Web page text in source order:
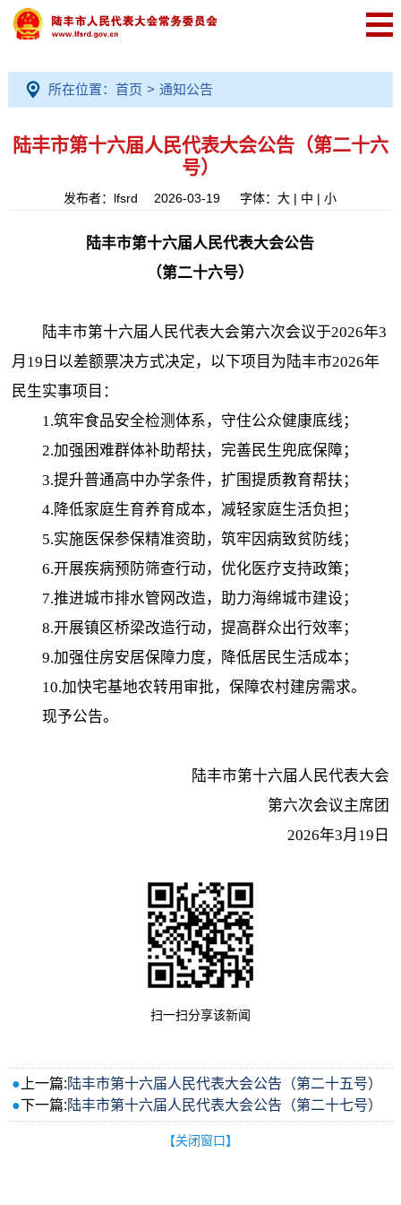
所在位置： 首页 > 通知公告
陆丰市第十六届人民代表大会公告（第二十六
号）
发布者：lfsrd 2026-03-19 字体：大 | 中 |小
陆丰市第十六届人民代表大会公告
（第二十六号）
陆丰市第十六届人民代表大会第六次会议于2026年3
月19日以差额票决方式决定，以下项目为陆丰市2026年
民生实事项目：
1.筑牢食品安全检测体系，守住公众健康底线；
2.加强困难群体补助帮扶，完善民生兜底保障；
3.提升普通高中办学条件，扩围提质教育帮扶；
4.降低家庭生育养育成本，减轻家庭生活负担；
5.实施医保参保精准资助，筑牢因病致贫防线；
6.开展疾病预防筛查行动，优化医疗支持政策；
7.推进城市排水管网改造，助力海绵城市建设；
8.开展镇区桥梁改造行动，提高群众出行效率；
9.加强住房安居保障力度，降低居民生活成本；
10.加快宅基地农转用审批，保障农村建房需求。
现予公告。
陆丰市第十六届人民代表大会
第六次会议主席团
2026年3月19日
扫一扫分享该新闻
● 上一篇:陆丰市第十六届人民代表大会公告（第二十五号）
●下一篇:陆丰市第十六届人民代表大会公告（第二十七号）
【关闭窗口】